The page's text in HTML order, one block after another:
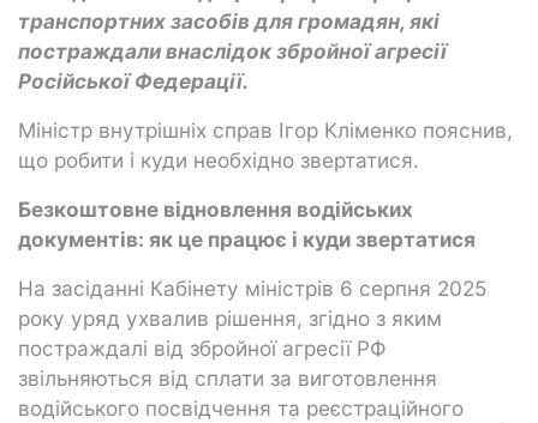
транспортних засобів для громадян, які
постраждали внаслідок збройної агресії
Російської Федерації.
Міністр внутрішніх справ Ігор Кліменко пояснив,
що робити і куди необхідно звертатися.
Безкоштовне відновлення водійських
документів: як це працює і куди звертатися
На засіданні Кабінету міністрів 6 серпня 2025
року уряд ухвалив рішення, згідно з яким
постраждалі від збройної агресії РФ
звільняються від сплати за виготовлення
водійського посвідчення та реєстраційного